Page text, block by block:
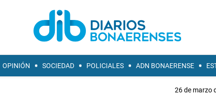
OPINIÓN SOCIEDAD POLICIALES ADN BONAERENSE
26 de marzo